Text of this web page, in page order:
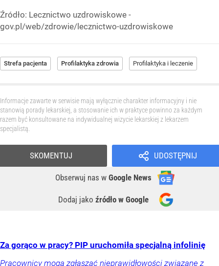
Źródło: Lecznictwo uzdrowiskowe -
gov.pl/web/zdrowie/lecznictwo-uzdrowiskowe
Strefa pacjenta Profilaktyka zdrowia Profilaktyka i leczenie
Informacje zawarte w serwisie mają wyłącznie charakter informacyjny i nie
stanowią porady lekarskiej, a stosowanie ich w praktyce powinno za każdym
razem być konsultowane na indywidualnej wizycie lekarskiej z lekarzem
specjalistą.
UDOSTĘPNIJ
Obserwuj nas w Google News
Dodaj jako źródło w Google
SKOMENTUJ
Za gorąco w pracy? PIP uruchomiła specjalną infolinię
Pracownicy mogą zgłaszać nieprawidłowości związane z